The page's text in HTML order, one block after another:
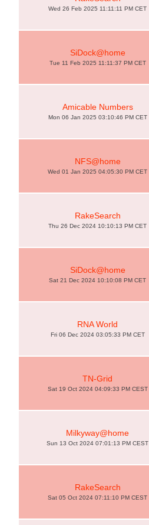
Wed 26 Feb 2025 11:11:11 PM CET
SiDock@home
Tue 11 Feb 2025 11:11:37 PM CET
Amicable Numbers
Mon 06 Jan 2025 03:10:46 PM CET
NFS@home
Wed 01 Jan 2025 04:05:30 PM CET
RakeSearch
Thu 26 Dec 2024 10:10:13 PM CET
SiDock@home
Sat 21 Dec 2024 10:10:08 PM CET
RNA World
Fri 06 Dec 2024 03:05:33 PM CET
TN-Grid
Sat 19 Oct 2024 04:09:33 PM CEST
Milkyway@home
Sun 13 Oct 2024 07:01:13 PM CEST
RakeSearch
Sat 05 Oct 2024 07:11:10 PM CEST